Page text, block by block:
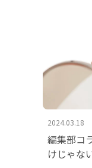
編集部コ
けじゃな
2024.03.18